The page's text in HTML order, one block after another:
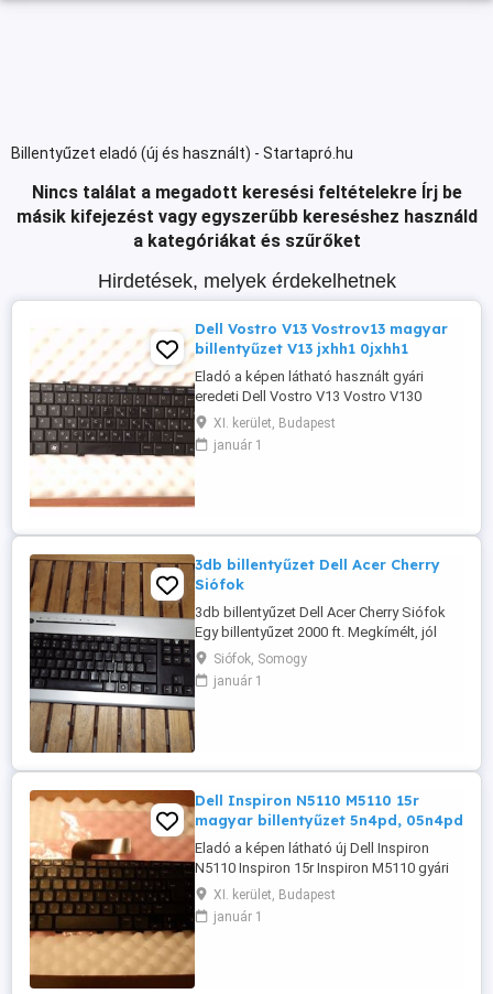
Billentyűzet eladó (új és használt) - Startapró.hu
Nincs találat a megadott keresési feltételekre Írj be
másik kifejezést vagy egyszerűbb kereséshez használd
a kategóriákat és szűrőket
Hirdetések, melyek érdekelhetnek
Dell Vostro V13 Vostrov13 magyar
billentyűzet V13 jxhh1 0jxhh1
Eladó a képen látható használt gyári
eredeti Dell Vostro V13 Vostro V130
Latitude L13 gyári dell fekete színű (hun)
magyar billentyűzet / magyar billentyű! A
gombok kissé ki vannak fényesedve
XI. kerület, Budapest
január 1
3db billentyűzet Dell Acer Cherry
Siófok
3db billentyűzet Dell Acer Cherry Siófok
Egy billentyűzet 2000 ft. Megkímélt, jól
működő állapotban! Siófokon
kipróbálható! Vagy előreutalással
postázhatom! Ne írj! Telefonon vagy
Siófok, Somogy
január 1
Dell Inspiron N5110 M5110 15r
magyar billentyűzet 5n4pd, 05n4pd
Eladó a képen látható új Dell Inspiron
N5110 Inspiron 15r Inspiron M5110 gyári
dell magyar billentyűzet, keyboard, fekete
színben! Gyári szám rajta: dp/n 05n4pd ,
5n4pd Dell short spare part description:
XI. kerület, Budapest
január 1